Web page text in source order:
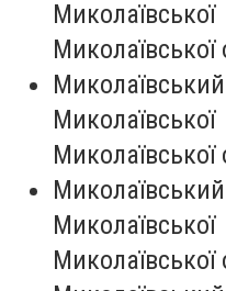
Миколаївської
Миколаївської
Миколаївської